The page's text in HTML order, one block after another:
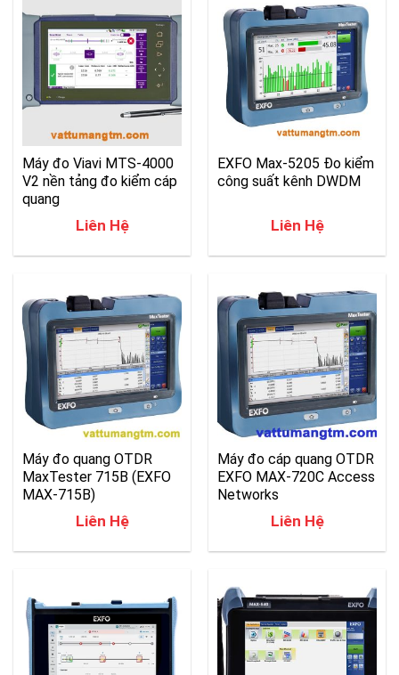
Máy đo Viavi MTS-4000
V2 nền tảng đo kiểm cáp
quang
Liên Hệ
EXFO Max-5205 Đo kiểm
công suất kênh DWDM
Liên Hệ
Máy đo quang OTDR
MaxTester 715B (EXFO
MAX-715B)
Liên Hệ
Máy đo cáp quang OTDR
EXFO MAX-720C Access
Networks
Liên Hệ